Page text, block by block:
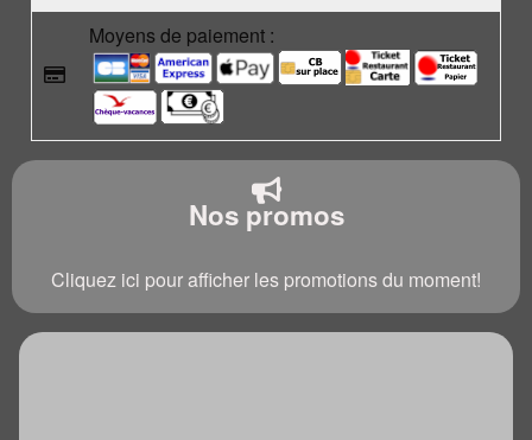
Moyens de paiement :
Nos promos
Cliquez ici pour afficher les promotions du moment!